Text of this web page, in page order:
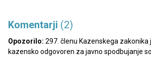
Komentarji (2)
Opozorilo: 297. členu Kazenskega
kazensko odgovoren za javno spodbujanje